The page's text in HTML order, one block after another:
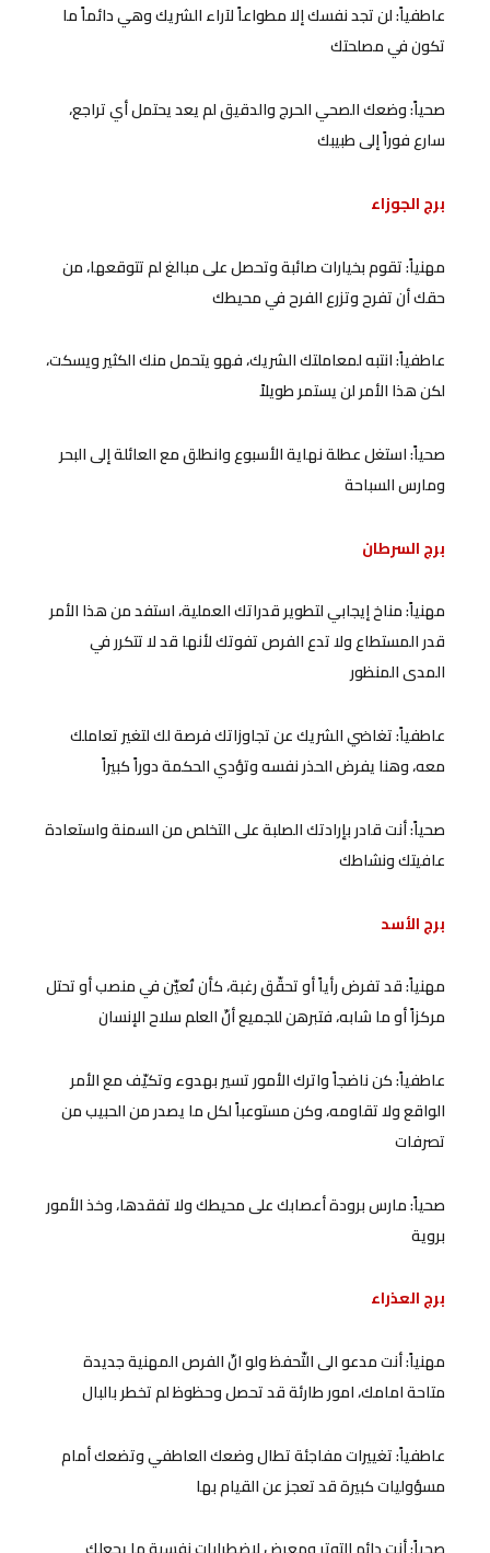
عاطفياً: لن تجد نفسك إلا مطواعاً لآراء الشريك وهي دائماً ما
تكون في مصلحتك
صحياً: وضعك الصحي الحرج والدقيق لم يعد يحتمل أي تراجع،
سارع فوراً إلى طبيبك
برج الجوزاء
مهنياً: تقوم بخيارات صائبة وتحصل على مبالغ لم تتوقعها، من
حقك أن تفرح وتزرع الفرح في محيطك
عاطفياً: انتبه لمعاملتك الشريك، فهو يتحمل منك الكثير ويسكت،
لكن هذا الأمر لن يستمر طويلاً
صحياً: استغل عطلة نهاية الأسبوع وانطلق مع العائلة إلى البحر
ومارس السباحة
برج السرطان
مهنياً: مناخ إيجابي لتطوير قدراتك العملية، استفد من هذا الأمر
قدر المستطاع ولا تدع الفرص تفوتك لأنها قد لا تتكرر في
المدى المنظور
عاطفياً: تغاضي الشريك عن تجاوزاتك فرصة لك لتغير تعاملك
معه، وهنا يفرض الحذر نفسه وتؤدي الحكمة دوراً كبيراً
صحياً: أنت قادر بإرادتك الصلبة على التخلص من السمنة واستعادة
عافيتك ونشاطك
برج الأسد
مهنياً: قد تفرض رأياً أو تحقّق رغبة، كأن تُعيّن في منصب أو تحتل
مركزاً أو ما شابه، فتبرهن للجميع أنّ العلم سلاح الإنسان
عاطفياً: كن ناضجاً واترك الأمور تسير بهدوء وتكيّف مع الأمر
الواقع ولا تقاومه، وكن مستوعباً لكل ما يصدر من الحبيب من
تصرفات
صحياً: مارس برودة أعصابك على محيطك ولا تفقدها، وخذ الأمور
بروية
برج العذراء
مهنياً: أنت مدعو الى التّحفظ ولو انّ الفرص المهنية جديدة
متاحة امامك، امور طارئة قد تحصل وحظوظ لم تخطر بالبال
عاطفياً: تغييرات مفاجئة تطال وضعك العاطفي وتضعك أمام
مسؤوليات كبيرة قد تعجز عن القيام بها